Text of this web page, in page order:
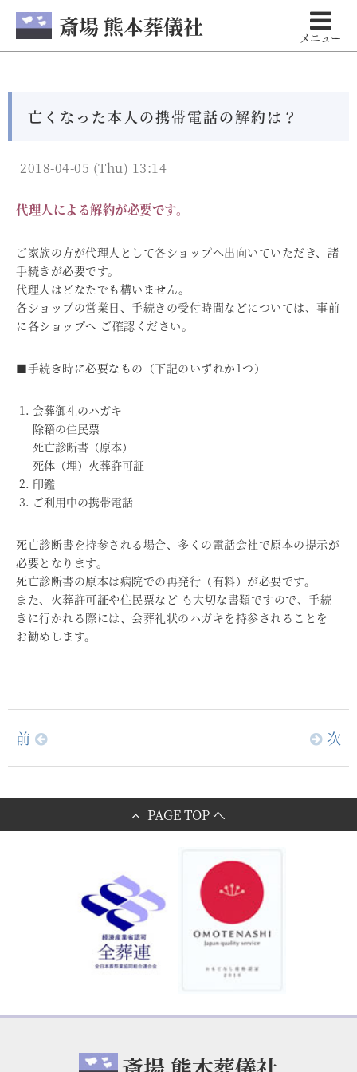
斎場 熊本葬儀社 メニュー
亡くなった本人の携帯電話の解約は？
2018-04-05 (Thu) 13:14
代理人による解約が必要です。
ご家族の方が代理人として各ショップへ出向いていただき、諸
手続きが必要です。
代理人はどなたでも構いません。
各ショップの営業日、手続きの受付時間などについては、事前
に各ショップへ ご確認ください。
■手続き時に必要なもの（下記のいずれか1つ）
会葬御礼のハガキ
除籍の住民票
死亡診断書（原本）
死体（埋）火葬許可証
印鑑
ご利用中の携帯電話
死亡診断書を持参される場合、多くの電話会社で原本の提示が
必要となります。
死亡診断書の原本は病院での再発行（有料）が必要です。
また、火葬許可証や住民票など も大切な書類ですので、手続
きに行かれる際には、会葬礼状のハガキを持参されることを
お勧めします。
前 次
PAGE TOP へ